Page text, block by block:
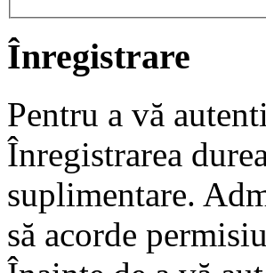
Înregistrare
Pentru a vă
Înregistrarea
suplimentare.
să acorde